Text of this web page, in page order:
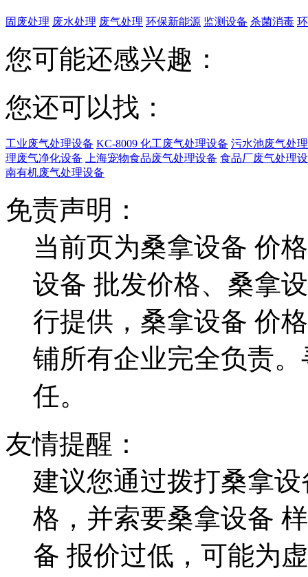
固废处理 废水处理 废气处理 环保新能源 监测设备 杀菌消毒
您可能还感兴趣：
您还可以找：
工业废气处理设备 KC-8009 化工废气处理设备 污水池废气处
理废气净化设备
上海宠物食品废气处理设备 食品厂废气处理
南有机废气处理设备
免责声明：
当前页为桑拿设备 价
设备 批发价格、桑拿
行提供，桑拿设备 价
铺所有企业完全负责
任。
友情提醒：
建议您通过拨打桑拿
格，并索要桑拿设备
备 报价过低，可能为